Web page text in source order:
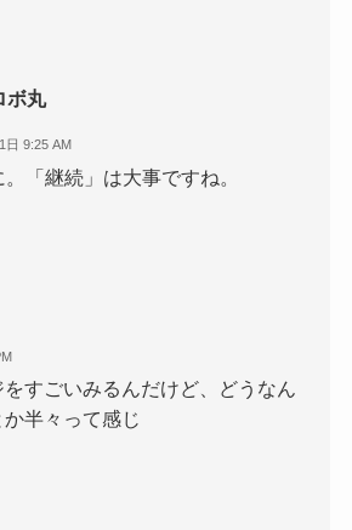
ボ丸
日 9:25 AM
「継続」は大事ですね。
すごいみるんだけど、どうなん
半々って感じ